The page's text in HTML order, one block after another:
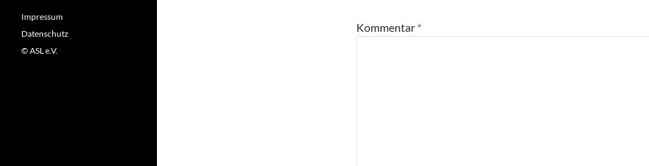
Kommentar *
Impressum
Datenschutz
© ASL e.V.